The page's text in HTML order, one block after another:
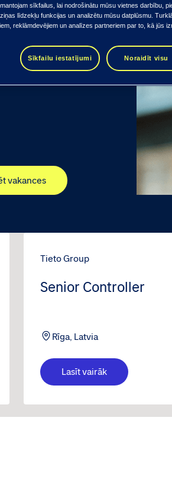
vakances
Senior Controller
Rīga, Latvia
Tieto Group
Lasīt vairāk
sīkfailus, lai nodrošinātu mūsu vietnes darbību,
līdzekļu funkcijas un analizētu mūsu datplūsmu.
reklāmdevējiem un analīzes partneriem par to, kā jūs
Sīkfailu iestatījumi Noraidīt visu